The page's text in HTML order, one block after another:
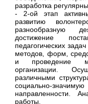
разработка
- 2-ой этап
развитию
разнообразную
достижение
педагогических
методов, форм,
и проведение
организации.
различными
социально-
направленности.
работы.